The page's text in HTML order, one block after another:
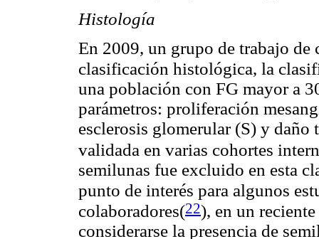
Histología
En 2009, un grupo de trabajo
clasificación histológica, la
una población con FG mayor a
parámetros: proliferación
esclerosis glomerular (S) y
validada en varias cohortes
semilunas fue excluido en esta
punto de interés para algunos
colaboradores(22), en un
considerarse la presencia de